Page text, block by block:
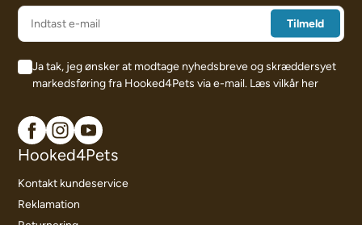
Ja tak, jeg ønsker at modtage nyhedsbreve og skræddersyet
markedsføring fra Hooked4Pets via e-mail. Læs vilkår her
Hooked4Pets
Kontakt kundeservice
Reklamation